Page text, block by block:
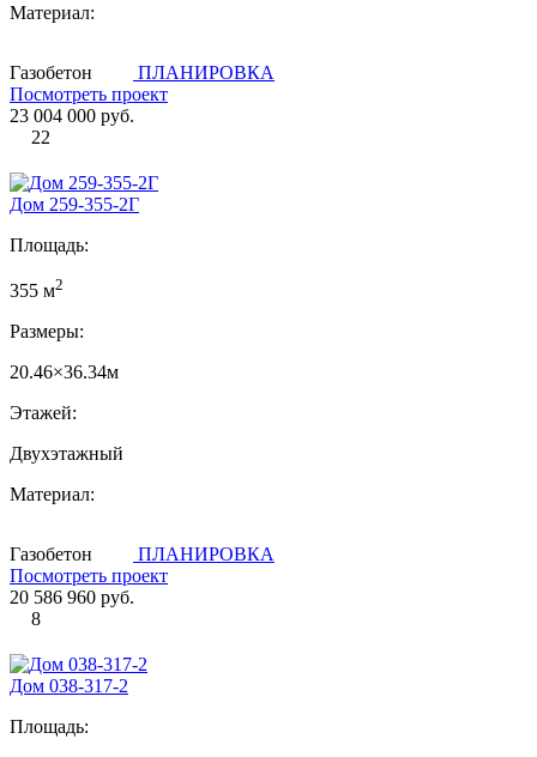
Материал:
Газобетон
ПЛАНИРОВКА
Посмотреть проект
23 004 000 руб.
22
Дом 259-355-2Г
Площадь:
355 м2
Размеры:
20.46×36.34м
Этажей:
Двухэтажный
Материал:
Газобетон
ПЛАНИРОВКА
Посмотреть проект
20 586 960 руб.
8
Дом 038-317-2
Площадь: